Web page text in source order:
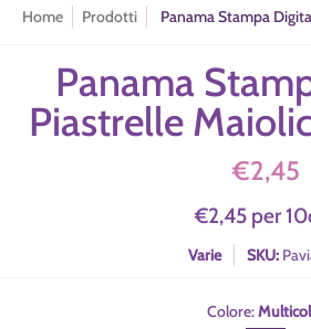
Home Prodotti Panama Stampa
Panama
Piastrelle
€2,45
€2,45 per10
Varie SKU:
Colore: Multicolor